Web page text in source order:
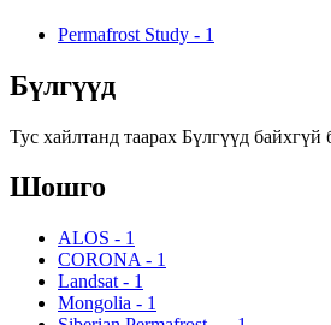
Permafrost Study - 1
Бүлгүүд
Тус хайлтанд таарах Бүлгүүд байхгүй
Шошго
ALOS - 1
CORONA - 1
Landsat - 1
Mongolia - 1